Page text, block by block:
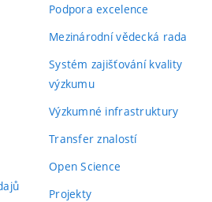
Podpora excelence
Mezinárodní vědecká rada
Systém zajišťování kvality
výzkumu
Výzkumné infrastruktury
Transfer znalostí
Open Science
Projekty